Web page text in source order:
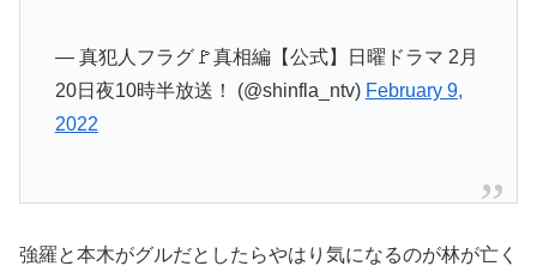
— 真犯人フラグ🚩真相編【公式】日曜ドラマ 2月
20日夜10時半放送！ (@shinfla_ntv) February 9,
2022
強羅と本木がグルだとしたらやはり気になるのが林が亡く